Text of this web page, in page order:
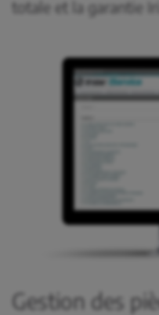
totale et la garantie
Gestion des